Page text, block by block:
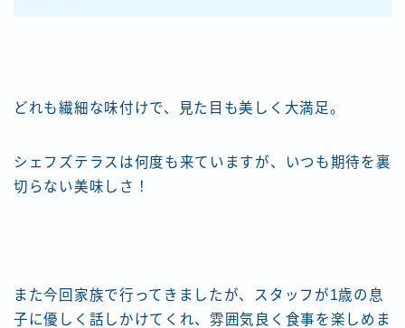
どれも繊細な味付けで、見た目も美しく大満足。
シェフズテラスは何度も来ていますが、いつも期待を裏
切らない美味しさ！
また今回家族で行ってきましたが、スタッフが1歳の息
子に優しく話しかけてくれ、雰囲気良く食事を楽しめま